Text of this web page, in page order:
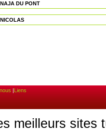
NAJA DU PONT
NICOLAS
|Liens
meilleurs sites